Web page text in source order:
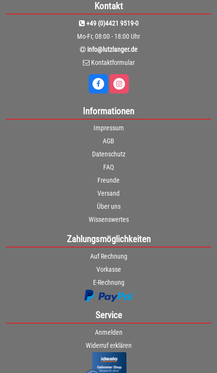
Kontakt
+49 (0)4421 9519-0
Mo-Fr, 08:00 - 18:00 Uhr
info@lutzlanger.de
Kontaktformular
Informationen
Impressum
AGB
Datenschutz
FAQ
Freunde
Versand
Über uns
Wissenswertes
Zahlungsmöglichkeiten
Auf Rechnung
Vorkasse
E-Rechnung
Service
Anmelden
Widerruf erklären